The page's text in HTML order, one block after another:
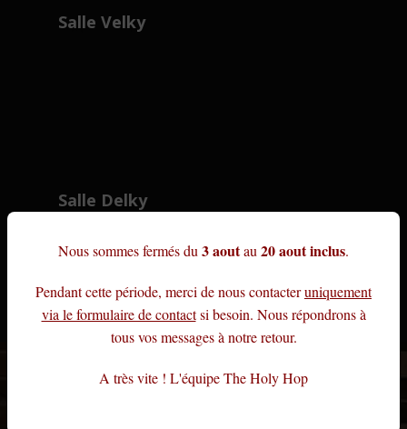
Nous sommes fermés du 3 aoutau 20 aout inclus.
Pendant cette période, merci de nous contacteruniquement
via le formulaire de contactsi besoin. Nous répondrons à
tous vos messages à notre retour.
A très vite ! L'équipe The Holy Hop
Salle Velky
Salle Delky